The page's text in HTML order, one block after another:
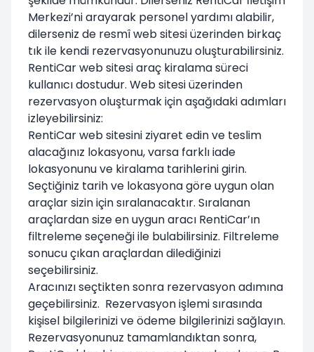
Merkezi’ni arayarak personel yardımı alabilir,
dilerseniz de resmî web sitesi üzerinden birkaç
tık ile kendi rezervasyonunuzu oluşturabilirsiniz.
RentiCar web sitesi araç kiralama süreci
kullanıcı dostudur. Web sitesi üzerinden
rezervasyon oluşturmak için aşağıdaki adımları
izleyebilirsiniz:
RentiCar web sitesini ziyaret edin ve teslim
alacağınız lokasyonu, varsa farklı iade
lokasyonunu ve kiralama tarihlerini girin.
Seçtiğiniz tarih ve lokasyona göre uygun olan
araçlar sizin için sıralanacaktır. Sıralanan
araçlardan size en uygun aracı RentiCar’ın
filtreleme seçeneği ile bulabilirsiniz. Filtreleme
sonucu çıkan araçlardan dilediğinizi
seçebilirsiniz.
Aracınızı seçtikten sonra rezervasyon adımına
geçebilirsiniz. Rezervasyon işlemi sırasında
kişisel bilgilerinizi ve ödeme bilgilerinizi sağlayın.
Rezervasyonunuz tamamlandıktan sonra,